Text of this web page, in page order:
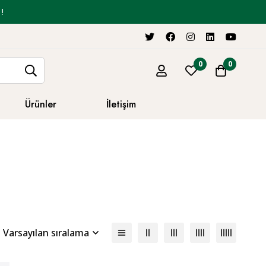
0 0
Ürünler İletişim
Varsayılan sıralama